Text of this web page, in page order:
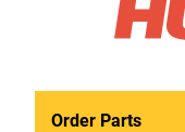
Order Parts